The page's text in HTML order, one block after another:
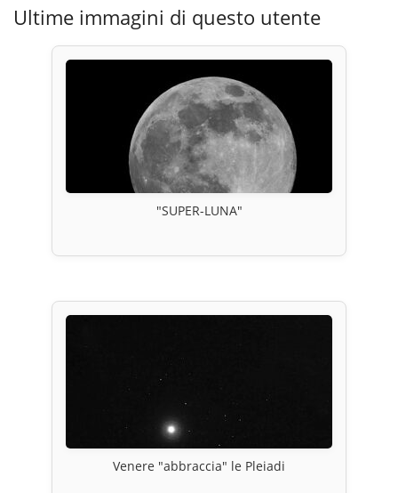
Ultime immagini di questo utente
"SUPER-LUNA"
Venere "abbraccia" le Pleiadi